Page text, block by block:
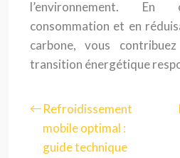
l’environnement. En
consommation et en
carbone, vous
transition énergétique
Refroidissement
mobile optimal :
guide technique